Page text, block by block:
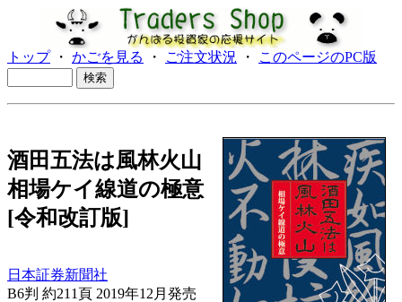
トップ・ かごを見る ・ ご注文状況 ・ このページのPC版
酒田五法は風林火山
相場ケイ線道の極意
[令和改訂版]
日本証券新聞社
B6判 約211頁 2019年12月発売